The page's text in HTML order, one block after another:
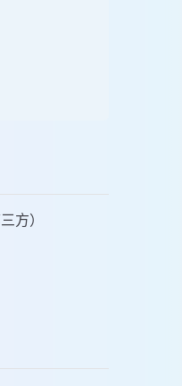
方）